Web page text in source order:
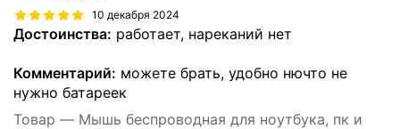
10 декабря 2024
Достоинства: работает, нареканий нет
Комментарий: можете брать, удобно нючто не
нужно батареек
Товар — Мышь беспроводная для ноутбука, пк и